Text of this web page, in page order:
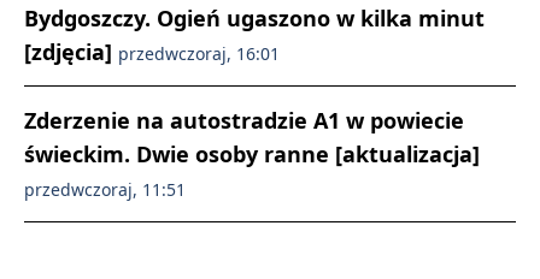
Bydgoszczy. Ogień ugaszono w kilka minut
[zdjęcia] przedwczoraj, 16:01
Zderzenie na autostradzie A1 w powiecie
świeckim. Dwie osoby ranne [aktualizacja]
przedwczoraj, 11:51